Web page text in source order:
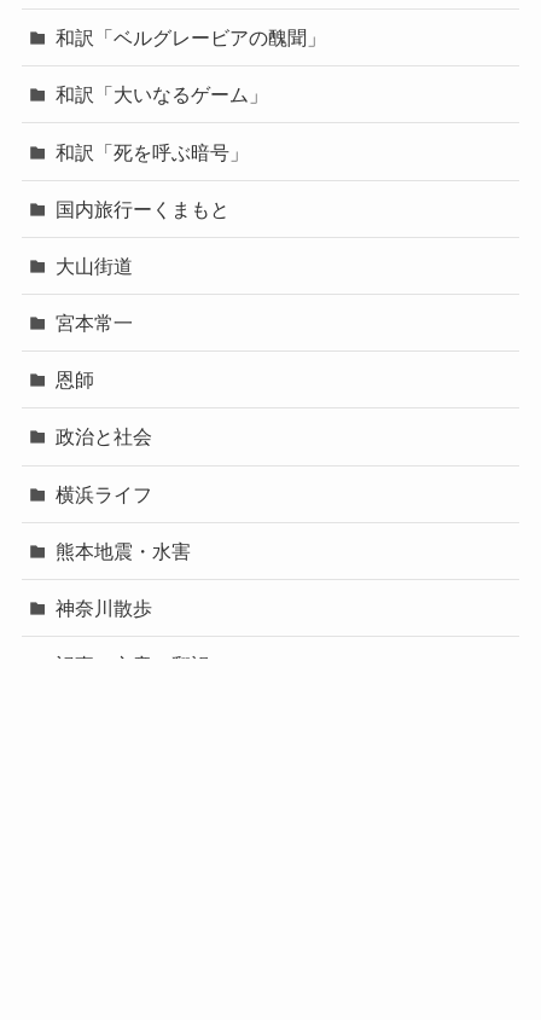
和訳「ベルグレービアの醜聞」
和訳「大いなるゲーム」
和訳「死を呼ぶ暗号」
国内旅行ーくまもと
大山街道
宮本常一
恩師
政治と社会
横浜ライフ
熊本地震・水害
神奈川散歩
記事・文章の翻訳